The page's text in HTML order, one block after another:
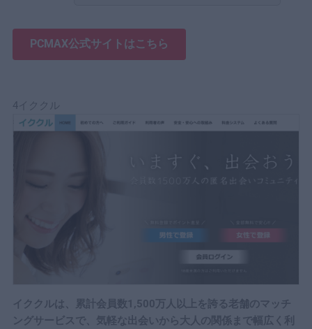
PCMAX公式サイトはこちら
4イククル
イククルは、累計会員数1,500万人以上を誇る老舗のマッチ
ングサービスで、気軽な出会いから大人の関係まで幅広く利